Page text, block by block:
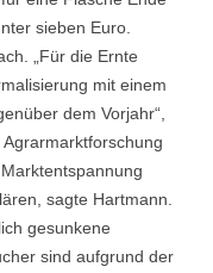
sieben Euro.
„Für die Ernte
mit einem
dem Vorjahr“,
sagte Hartmann.
gesunkene
sind aufgrund der